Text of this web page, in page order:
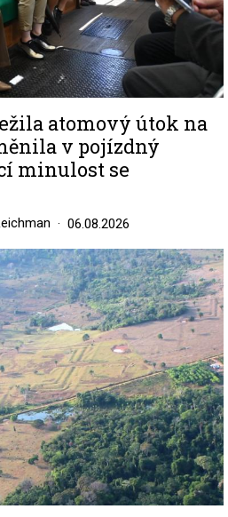
atomový útok na
v pojízdný
minulost se
06.08.2026